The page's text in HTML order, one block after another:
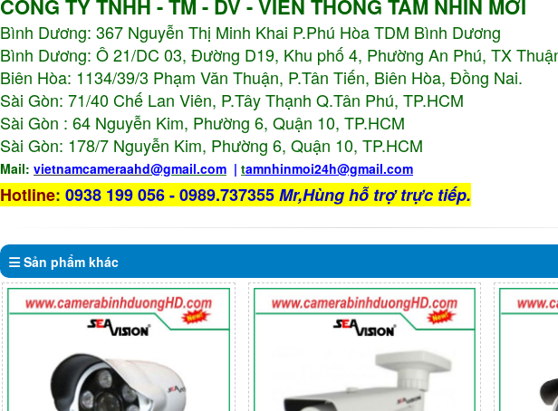
CÔNG TY TNHH - TM - DV - VIỄN THÔNG TẦM NHÌN MỚI
Bình Dương: 367 Nguyễn Thị Minh Khai P.Phú Hòa TDM Bình Dương
Bình Dương: Ô 21/DC 03, Đường D19, Khu phố 4, Phường An Phú, TX
Biên Hòa: 1134/39/3 Phạm Văn Thuận, P.Tân Tiến, Biên Hòa, Đồng Nai.
Sài Gòn: 71/40 Chế Lan Viên, P.Tây Thạnh Q.Tân Phú, TP.HCM
Sài Gòn : 64 Nguyễn Kim, Phường 6, Quận 10, TP.HCM
Sài Gòn: 178/7 Nguyễn Kim, Phường 6, Quận 10, TP.HCM
Mail: vietnamcameraahd@gmail.com | tamnhinmoi24h@gmail.com
Hotline: 0938 199 056 - 0989.737355Mr,Hùng hỗ trợ trực tiếp.
Sản phẩm khác